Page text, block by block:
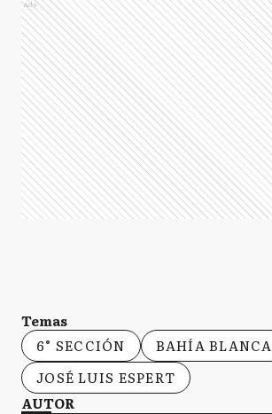
Ads
Temas
6° SECCIÓN
BAHÍA BLANCA
JOSÉ LUIS ESPERT
AUTOR